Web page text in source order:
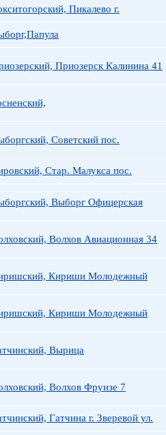
Пикалево г.
Приозерск Калинина 41
Советский пос.
Стар. Малукса пос.
Выборг Офицерская
Волхов Авиационная 34
Кириши Молодежный
Кириши Молодежный
Вырица
Волхов Фрунзе 7
Гатчина г. Зверевой ул.